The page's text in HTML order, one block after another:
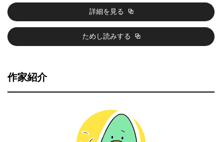
詳細を見る
ためし読みする
作家紹介